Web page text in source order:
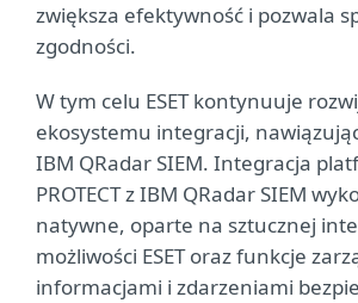
zwiększa efektywność i pozwala
zgodności.
W tym celu ESET kontynuuje
ekosystemu integracji,
IBM QRadar SIEM. Integracja
PROTECT z IBM QRadar SIEM
natywne, oparte na sztucznej
możliwości ESET oraz funkcje
informacjami i zdarzeniami